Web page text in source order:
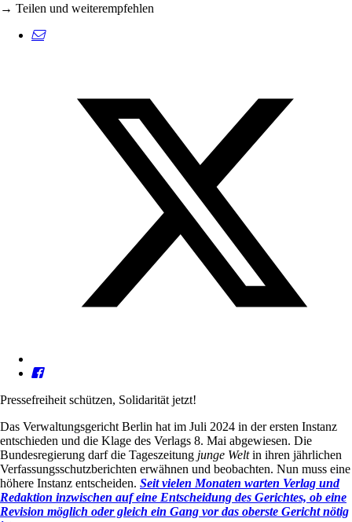
→ Teilen und weiterempfehlen
Pressefreiheit schützen, Solidarität jetzt!
Das Verwaltungsgericht Berlin hat im Juli 2024 in der ersten Instanz
entschieden und die Klage des Verlags 8. Mai abgewiesen. Die
Bundesregierung darf die Tageszeitung junge Weltin ihren jährlichen
Verfassungsschutzberichten erwähnen und beobachten. Nun muss eine
höhere Instanz entscheiden. Seit vielen Monaten warten Verlag und
Redaktion inzwischen auf eine Entscheidung des Gerichtes, ob eine
Revision möglich oder gleich ein Gang vor das oberste Gericht nötig